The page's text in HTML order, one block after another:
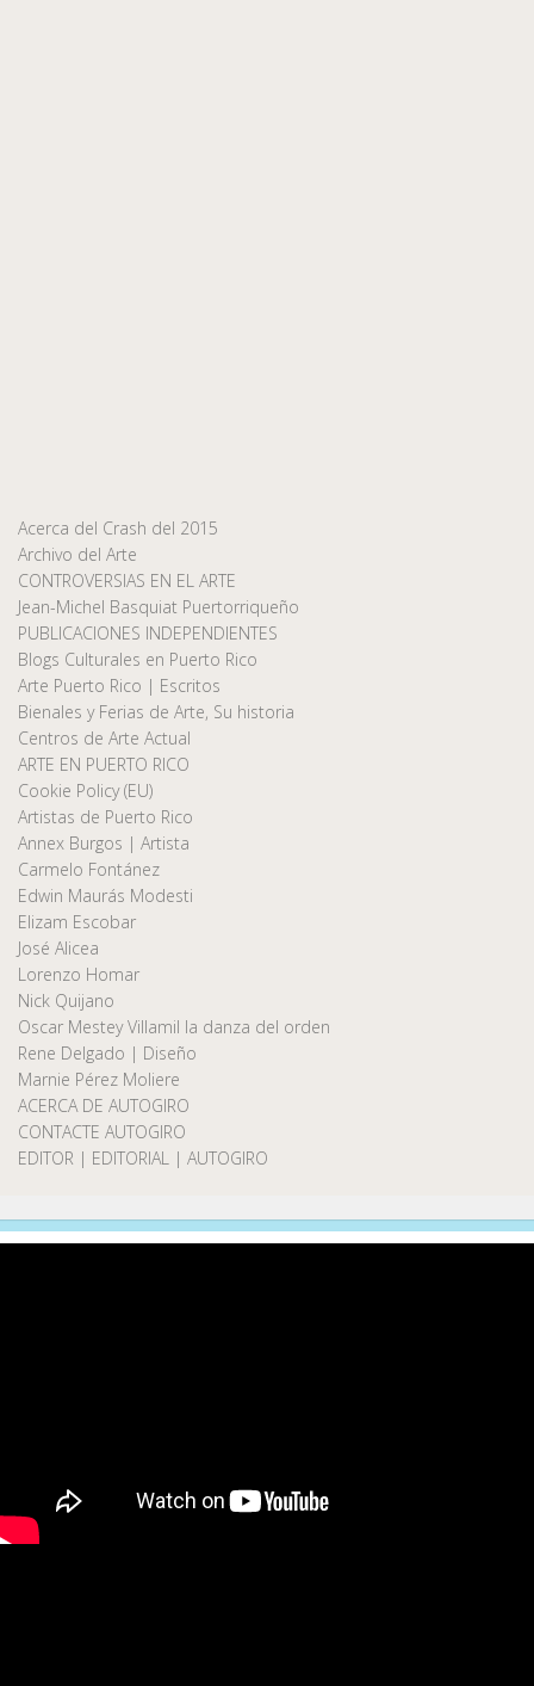
Acerca del Crash del 2015
Archivo del Arte
CONTROVERSIAS EN EL ARTE
Jean-Michel Basquiat Puertorriqueño
PUBLICACIONES INDEPENDIENTES
Blogs Culturales en Puerto Rico
Arte Puerto Rico | Escritos
Bienales y Ferias de Arte, Su historia
Centros de Arte Actual
ARTE EN PUERTO RICO
Cookie Policy (EU)
Artistas de Puerto Rico
Annex Burgos | Artista
Carmelo Fontánez
Edwin Maurás Modesti
Elizam Escobar
José Alicea
Lorenzo Homar
Nick Quijano
Oscar Mestey Villamil la danza del orden
Rene Delgado | Diseño
Marnie Pérez Moliere
ACERCA DE AUTOGIRO
CONTACTE AUTOGIRO
EDITOR | EDITORIAL | AUTOGIRO